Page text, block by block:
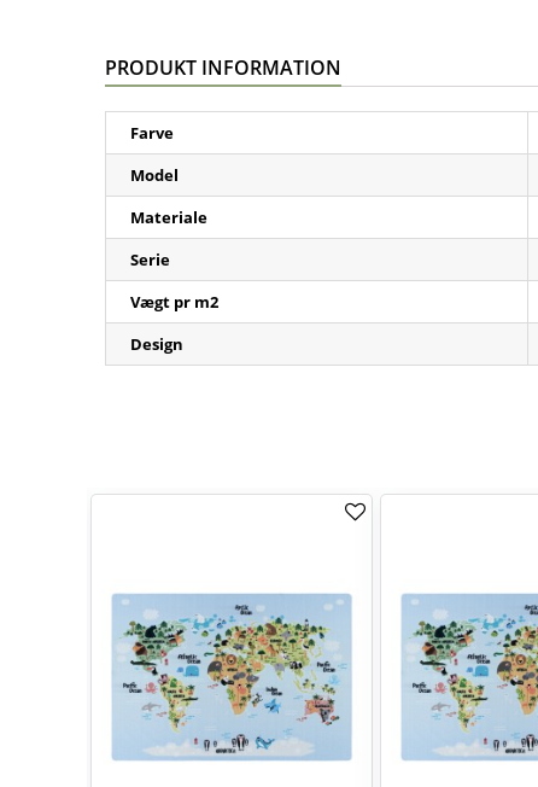
PRODUKT INFORMATION
Farve
Model
Materiale
Serie
Vægt pr m2
Design